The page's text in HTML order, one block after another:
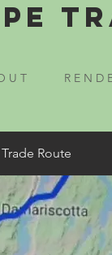
U T R E N D
Route